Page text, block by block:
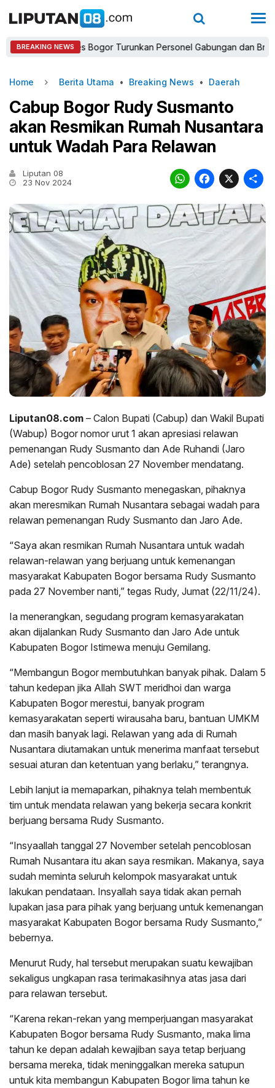
BREAKING NEWS
Kapolres Bogor Turunkan Personel Gabungan dan Brimob,
Home Berita Utama • Breaking News • Daerah
Cabup Bogor Rudy Susmanto
akan Resmikan Rumah Nusantara
untuk Wadah Para Relawan
Liputan 08
23 Nov 2024
X
Liputan08.com – Calon Bupati (Cabup) dan Wakil Bupati
(Wabup) Bogor nomor urut 1 akan apresiasi relawan
pemenangan Rudy Susmanto dan Ade Ruhandi (Jaro
Ade) setelah pencoblosan 27 November mendatang.
Cabup Bogor Rudy Susmanto menegaskan, pihaknya
akan meresmikan Rumah Nusantara sebagai wadah para
relawan pemenangan Rudy Susmanto dan Jaro Ade.
“Saya akan resmikan Rumah Nusantara untuk wadah
relawan-relawan yang berjuang untuk kemenangan
masyarakat Kabupaten Bogor bersama Rudy Susmanto
pada 27 November nanti,” tegas Rudy, Jumat (22/11/24).
Ia menerangkan, segudang program kemasyarakatan
akan dijalankan Rudy Susmanto dan Jaro Ade untuk
Kabupaten Bogor Istimewa menuju Gemilang.
“Membangun Bogor membutuhkan banyak pihak. Dalam 5
tahun kedepan jika Allah SWT meridhoi dan warga
Kabupaten Bogor merestui, banyak program
kemasyarakatan seperti wirausaha baru, bantuan UMKM
dan masih banyak lagi. Relawan yang ada di Rumah
Nusantara diutamakan untuk menerima manfaat tersebut
sesuai aturan dan ketentuan yang berlaku,” terangnya.
Lebih lanjut ia memaparkan, pihaknya telah membentuk
tim untuk mendata relawan yang bekerja secara konkrit
berjuang bersama Rudy Susmanto.
“Insyaallah tanggal 27 November setelah pencoblosan
Rumah Nusantara itu akan saya resmikan. Makanya, saya
sudah meminta seluruh kelompok masyarakat untuk
lakukan pendataan. Insyallah saya tidak akan pernah
lupakan jasa para pihak yang berjuang untuk kemenangan
masyarakat Kabupaten Bogor bersama Rudy Susmanto,”
bebernya.
Menurut Rudy, hal tersebut merupakan suatu kewajiban
sekaligus ungkapan rasa terimakasihnya atas jasa dari
para relawan tersebut.
“Karena rekan-rekan yang memperjuangan masyarakat
Kabupaten Bogor bersama Rudy Susmanto, maka lima
tahun ke depan adalah kewajiban saya tetap berjuang
bersama mereka, tidak meninggalkan mereka satupun
untuk kita membangun Kabupaten Bogor lima tahun ke